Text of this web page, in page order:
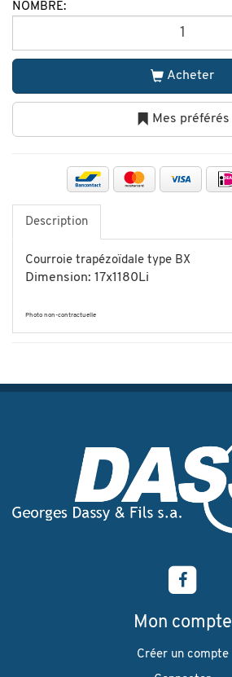
NOMBRE:
Acheter
Mes préférés
Description
Courroie trapézoïdale type BX
Dimension: 17x1180Li
Photo non-contractuelle
Mon compte
Créer un compte